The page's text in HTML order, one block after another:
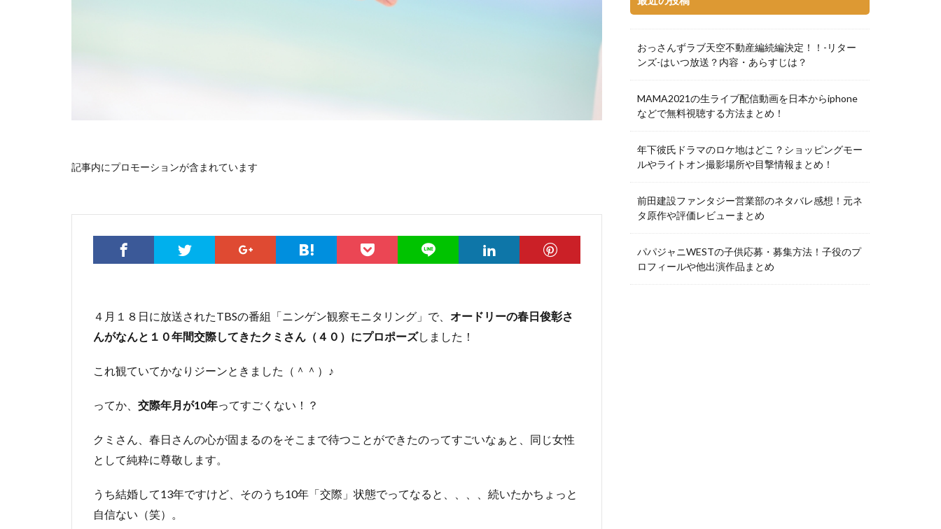
記事内にプロモーションが含まれています
４月１８日に放送されたTBSの番組「ニンゲン観察モニタリング」で、 オードリーの春日俊彰さ
んがなんと１０年間交際してきたクミさん（４０）にプロポーズしました！
これ観ていてかなりジーンときました（＾＾）♪
ってか、 交際年月が10年ってすごくない！？
クミさん、春日さんの心が固まるのをそこまで待つことができたのってすごいなぁと、同じ女性
として純粋に尊敬します。
うち結婚して13年ですけど、そのうち10年「交際」状態でってなると、、、、続いたかちょっと
自信ない（笑）。
おっさんずラブ天空不動産編続編決定！！-リター
ンズ-はいつ放送？内容・あらすじは？
MAMA2021の生ライブ配信動画を日本からiphone
などで無料視聴する方法まとめ！
年下彼氏ドラマのロケ地はどこ？ショッピングモー
ルやライトオン撮影場所や目撃情報まとめ！
前田建設ファンタジー営業部のネタバレ感想！元ネ
タ原作や評価レビューまとめ
パパジャニWESTの子供応募・募集方法！子役のプ
ロフィールや他出演作品まとめ